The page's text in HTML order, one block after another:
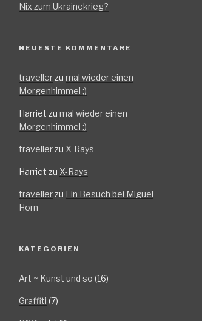
Nix zum Ukrainekrieg?
NEUESTE KOMMENTARE
travellerzu mal wieder einen
Morgenhimmel ;)
Harriet zu mal wieder einen
Morgenhimmel ;)
travellerzu X-Rays
Harriet zu X-Rays
travellerzu Ein Besuch bei Miguel
Horn
KATEGORIEN
Art ~ Kunst und so (16)
Graffiti (7)